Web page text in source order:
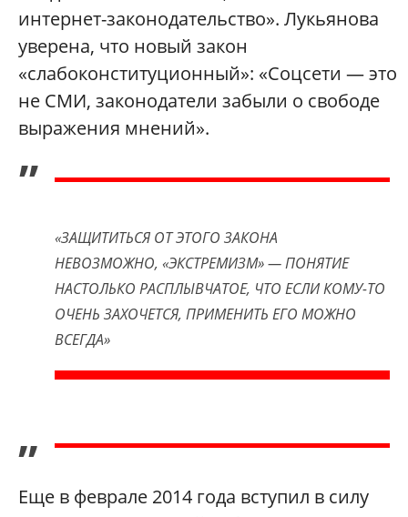
интернет-законодательство». Лукьянова
уверена, что новый закон
«слабоконституционный»: «Соцсети — это
не СМИ, законодатели забыли о свободе
выражения мнений».
„
«ЗАЩИТИТЬСЯ ОТ ЭТОГО ЗАКОНА
НЕВОЗМОЖНО, «ЭКСТРЕМИЗМ»— ПОНЯТИЕ
НАСТОЛЬКО РАСПЛЫВЧАТОЕ, ЧТО ЕСЛИ КОМУ-ТО
ОЧЕНЬ ЗАХОЧЕТСЯ, ПРИМЕНИТЬ ЕГО МОЖНО
ВСЕГДА»
”
Еще в феврале 2014 года вступил в силу